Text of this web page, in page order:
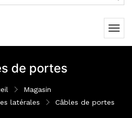
de portes
Magasin
latérales
Câbles de portes